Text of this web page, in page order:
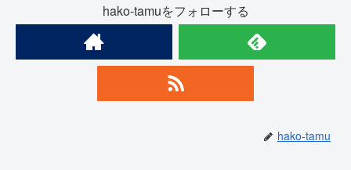
hako-tamuをフォローする
hako-tamu